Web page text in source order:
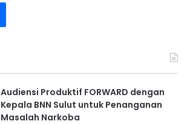
Audiensi Produktif FORWARD dengan
Kepala BNN Sulut untuk Penanganan
Masalah Narkoba